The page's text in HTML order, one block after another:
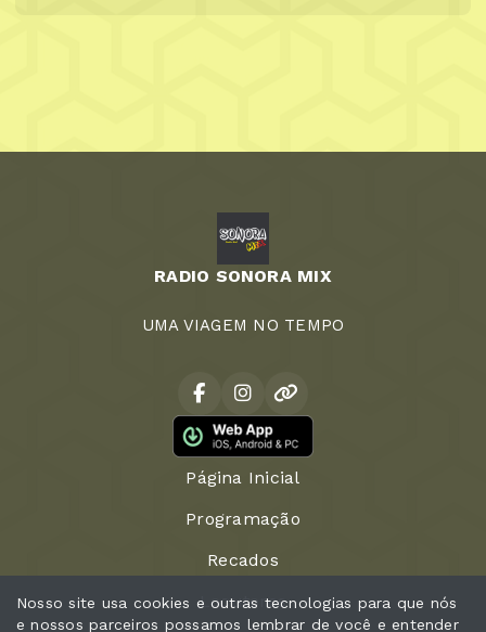
RADIO SONORA MIX
UMA VIAGEM NO TEMPO
Página Inicial
Programação
Recados
Locutores
Nosso site usa cookies e outras tecnologias para que nós
e nossos parceiros possamos lembrar de você e entender